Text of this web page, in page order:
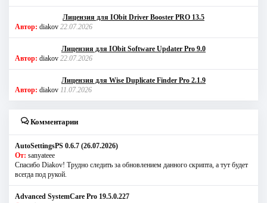
Лицензия для IObit Driver Booster PRO 13.5
Автор: diakov 22.07.2026
Лицензия для IObit Software Updater Pro 9.0
Автор: diakov 22.07.2026
Лицензия для Wise Duplicate Finder Pro 2.1.9
Автор: diakov 11.07.2026
Комментарии
AutoSettingsPS 0.6.7 (26.07.2026)
От: sanyateee
Спасибо Diakov! Трудно следить за обновлением данного скрипта, а тут будет
всегда под рукой.
Advanced SystemCare Pro 19.5.0.227